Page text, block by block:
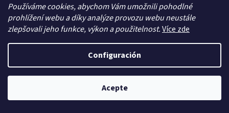
Používáme cookies, abychom Vám umožnili pohodlné
prohlížení webu a díky analýze provozu webu neustále
zlepšovali jeho funkce, výkon a použitelnost.Více zde
Configuración
Acepte
Nižší cena po přihlášení.